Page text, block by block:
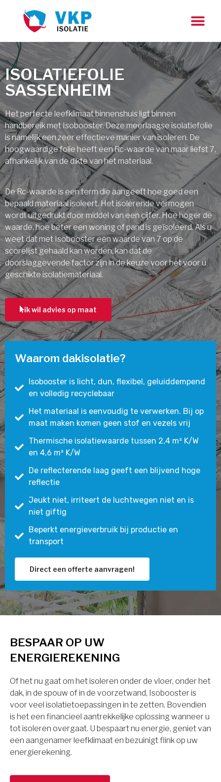
ISOLATIEFOLIE
SASSENHEIM
Het perfecte leefklimaat binnenshuis ligt binnen
handbereik met Isobooster. Deze meerlaagse isolatiefolie
is namelijk een zeer effectieve manier van isoleren. De
hoogwaardige folie heeft een Rc-waarde van maar liefst 7,
afhankelijk van de dikte van het materiaal.
De Rc-waarde is een term die aangeeft hoe goed een
bepaald materiaal isoleert. Het isolerende vermogen
wordt uitgedrukt door middel van een cijfer. Hoe hoger de
waarde, hoe beter een woning of pand is geïsoleerd. Als u
weet dat met Isobooster een waarde van 7 op de
scorelijst gehaald kan worden, kan dat de
doorslaggevende factor zijn in de keuze voor het voor u
geschikte isolatiemateriaal.
ik wil advies op maat
Waarom dakisolatie?
Isobooster is licht, dun, flexibel, geluiddempend
en volledig recyclebaar
Het materiaal is eenvoudig te verwerken. Bij op
maat maken komen geen stof en vezels vrij
Thermische isolatiewaarde tussen 2,4 m² K/W
en 4,6 m² K/W
De reflecterende laag geeft een blijvend hoge
reflectie
Jeukt niet, irriteert de luchtwegen niet en is
niet giftig
Beperkt energieverbruik bij productie en
transport
Direct een offerte aanvragen!
BESPAAR OP UW
ENERGIEREKENING
Of het nu gaat om het isoleren onder de vloer, onder het
dak, in de spouw of in de voorzetwand, Isobooster is
voor veel isolatietoepassingen in te zetten. Bovendien
is het een financieel aantrekkelijke oplossing wanneer u
tot isoleren overgaat. U bespaart nu energie, geniet van
een aangenamer leefklimaat en bezuinigt flink op uw
energierekening.